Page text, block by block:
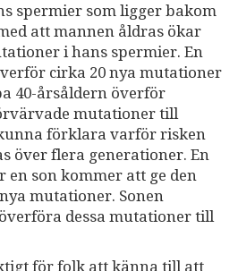
spermier som ligger bakom
att mannen åldras ökar
i hans spermier. En
cirka 20 nya mutationer
40-årsåldern överför
mutationer till
förklara varför risken
över flera generationer. En
en son kommer att ge den
mutationer. Sonen
dessa mutationer till
för folk att känna till att